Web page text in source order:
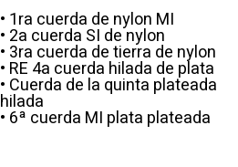
• 1ra cuerda de nylon MI
• 2a cuerda SI de nylon
• 3ra cuerda de tierra de nylon
• RE 4a cuerda hilada de plata
• Cuerda de la quinta plateada
hilada
• 6ª cuerda MI plata plateada